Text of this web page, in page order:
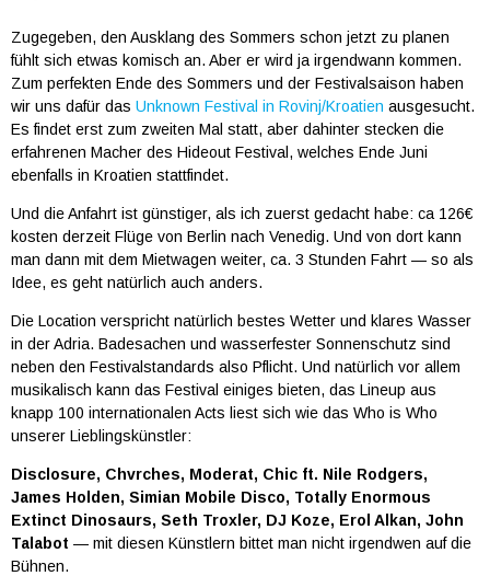
Zugegeben, den Ausklang des Sommers schon jetzt zu planen
fühlt sich etwas komisch an. Aber er wird ja irgendwann kommen.
Zum perfekten Ende des Sommers und der Festivalsaison haben
wir uns dafür das Unknown Festival in Rovinj/Kroatien ausgesucht.
Es findet erst zum zweiten Mal statt, aber dahinter stecken die
erfahrenen Macher des Hideout Festival, welches Ende Juni
ebenfalls in Kroatien stattfindet.
Und die Anfahrt ist günstiger, als ich zuerst gedacht habe: ca 126€
kosten derzeit Flüge von Berlin nach Venedig. Und von dort kann
man dann mit dem Mietwagen weiter, ca. 3 Stunden Fahrt — so als
Idee, es geht natürlich auch anders.
Die Location verspricht natürlich bestes Wetter und klares Wasser
in der Adria. Badesachen und wasserfester Sonnenschutz sind
neben den Festivalstandards also Pflicht. Und natürlich vor allem
musikalisch kann das Festival einiges bieten, das Lineup aus
knapp 100 internationalen Acts liest sich wie das Who is Who
unserer Lieblingskünstler:
Disclosure, Chvrches, Moderat, Chic ft. Nile Rodgers,
James Holden, Simian Mobile Disco, Totally Enormous
Extinct Dinosaurs, Seth Troxler, DJ Koze, Erol Alkan, John
Talabot — mit diesen Künstlern bittet man nicht irgendwen auf die
Bühnen.